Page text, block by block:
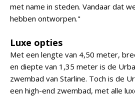
met name in steden. Vandaar dat
hebben ontworpen."
Luxe opties
Met een lengte van 4,50 meter,
en diepte van 1,35 meter is de
zwembad van Starline. Toch is de
een high-end zwembad, met alle